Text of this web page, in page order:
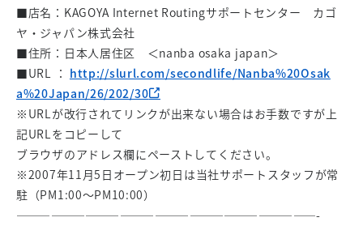
■店名：KAGOYA Internet Routingサポートセンター カゴ
ヤ・ジャパン株式会社
■住所：日本人居住区 ＜nanba osaka japan＞
■URL ： http://slurl.com/secondlife/Nanba%20Osak
a%20Japan/26/202/30
※URLが改行されてリンクが出来ない場合はお手数ですが上
記URLをコピーして
ブラウザのアドレス欄にペーストしてください。
※2007年11月5日オープン初日は当社サポートスタッフが常
駐（PM1:00～PM10:00）
——————————————————————————-